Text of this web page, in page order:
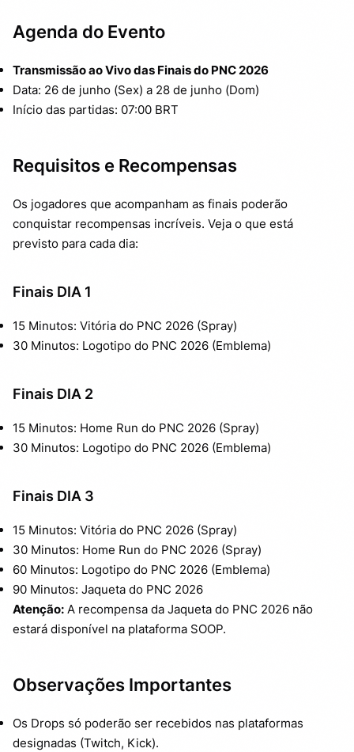
Agenda do Evento
Transmissão ao Vivo das Finais do PNC 2026
Data: 26 de junho (Sex) a 28 de junho (Dom)
Início das partidas: 07:00 BRT
Requisitos e Recompensas
Os jogadores que acompanham as finais poderão
conquistar recompensas incríveis. Veja o que está
previsto para cada dia:
Finais DIA 1
15 Minutos: Vitória do PNC 2026 (Spray)
30 Minutos: Logotipo do PNC 2026 (Emblema)
Finais DIA 2
15 Minutos: Home Run do PNC 2026 (Spray)
30 Minutos: Logotipo do PNC 2026 (Emblema)
Finais DIA 3
15 Minutos: Vitória do PNC 2026 (Spray)
30 Minutos: Home Run do PNC 2026 (Spray)
60 Minutos: Logotipo do PNC 2026 (Emblema)
90 Minutos: Jaqueta do PNC 2026
Atenção: A recompensa da Jaqueta do PNC 2026 não
estará disponível na plataforma SOOP.
Observações Importantes
Os Drops só poderão ser recebidos nas plataformas
designadas (Twitch, Kick).